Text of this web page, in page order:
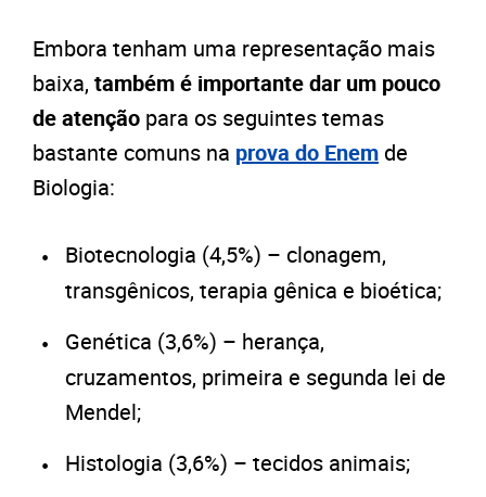
Embora tenham uma representação mais
baixa, também é importante dar um pouco
de atenção para os seguintes temas
bastante comuns na prova do Enem de
Biologia:
Biotecnologia (4,5%) – clonagem,
transgênicos, terapia gênica e bioética;
Genética (3,6%) – herança,
cruzamentos, primeira e segunda lei de
Mendel;
Histologia (3,6%) – tecidos animais;